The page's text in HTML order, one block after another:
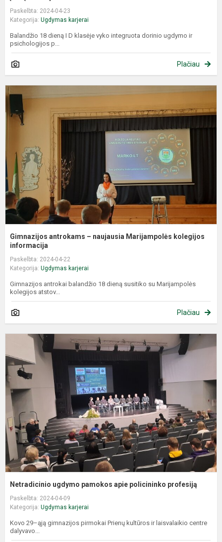
Paskelbta: 2024-04-23
Kategorija: Ugdymas karjerai
Balandžio 18 dieną I D klasėje vyko integruota dorinio ugdymo ir
psichologijos p...
Plačiau
Gimnazijos antrokams – naujausia Marijampolės kolegijos
informacija
Paskelbta: 2024-04-22
Kategorija: Ugdymas karjerai
Gimnazijos antrokai balandžio 18 dieną susitiko su Marijampolės
kolegijos atstov...
Plačiau
Netradicinio ugdymo pamokos apie policininko profesiją
Paskelbta: 2024-04-09
Kategorija: Ugdymas karjerai
Kovo 29–ąją gimnazijos pirmokai Prienų kultūros ir laisvalaikio centre
dalyvavo...